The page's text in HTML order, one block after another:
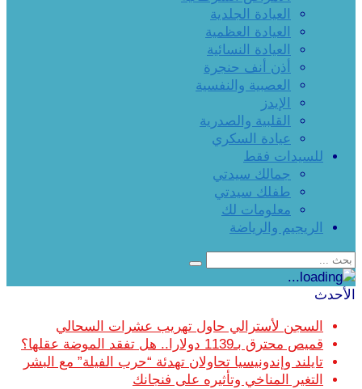
العيادة الجلدية
العيادة العظمية
العيادة النسائية
أذن أنف حنجرة
العصبية والنفسية
الإيدز
القلبية والصدرية
عيادة السكري
للسيدات فقط
جمالك سيدتي
طفلك سيدتي
معلومات لك
الريجيم والرياضة
الأحدث
السجن لأسترالي حاول تهريب عشرات السحالي
قميص محترق بـ1139 دولارا.. هل تفقد الموضة عقلها؟
تايلند وإندونيسيا تحاولان تهدئة “حرب الفيلة” مع البشر
التغير المناخي وتأثيره على فنجانك